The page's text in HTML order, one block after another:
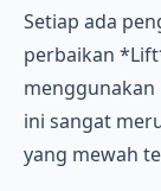
Setiap ada
perbaikan
menggunakan
ini sangat
yang mewah